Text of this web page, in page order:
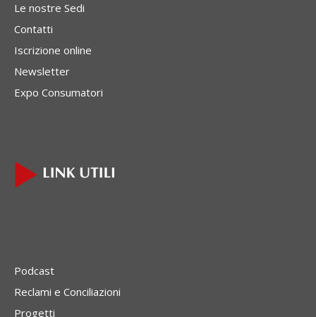
Le nostre Sedi
Contatti
Iscrizione online
Newsletter
Expo Consumatori
Podcast
Reclami e Conciliazioni
Progetti